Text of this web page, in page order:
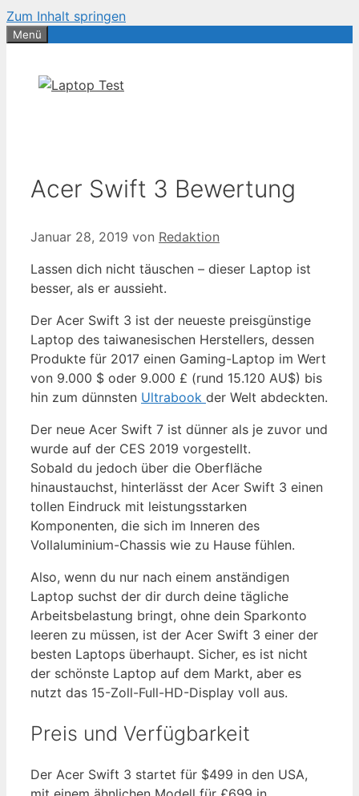
Zum Inhalt springen
Menü
Acer Swift 3 Bewertung
Januar 28, 2019 von Redaktion
Lassen dich nicht täuschen – dieser Laptop ist
besser, als er aussieht.
Der Acer Swift 3 ist der neueste preisgünstige
Laptop des taiwanesischen Herstellers, dessen
Produkte für 2017 einen Gaming-Laptop im Wert
von 9.000 $ oder 9.000 £ (rund 15.120 AU$) bis
hin zum dünnsten Ultrabook der Welt abdeckten.
Der neue Acer Swift 7 ist dünner als je zuvor und
wurde auf der CES 2019 vorgestellt.
Sobald du jedoch über die Oberfläche
hinaustauchst, hinterlässt der Acer Swift 3 einen
tollen Eindruck mit leistungsstarken
Komponenten, die sich im Inneren des
Vollaluminium-Chassis wie zu Hause fühlen.
Also, wenn du nur nach einem anständigen
Laptop suchst der dir durch deine tägliche
Arbeitsbelastung bringt, ohne dein Sparkonto
leeren zu müssen, ist der Acer Swift 3 einer der
besten Laptops überhaupt. Sicher, es ist nicht
der schönste Laptop auf dem Markt, aber es
nutzt das 15-Zoll-Full-HD-Display voll aus.
Preis und Verfügbarkeit
Der Acer Swift 3 startet für $499 in den USA,